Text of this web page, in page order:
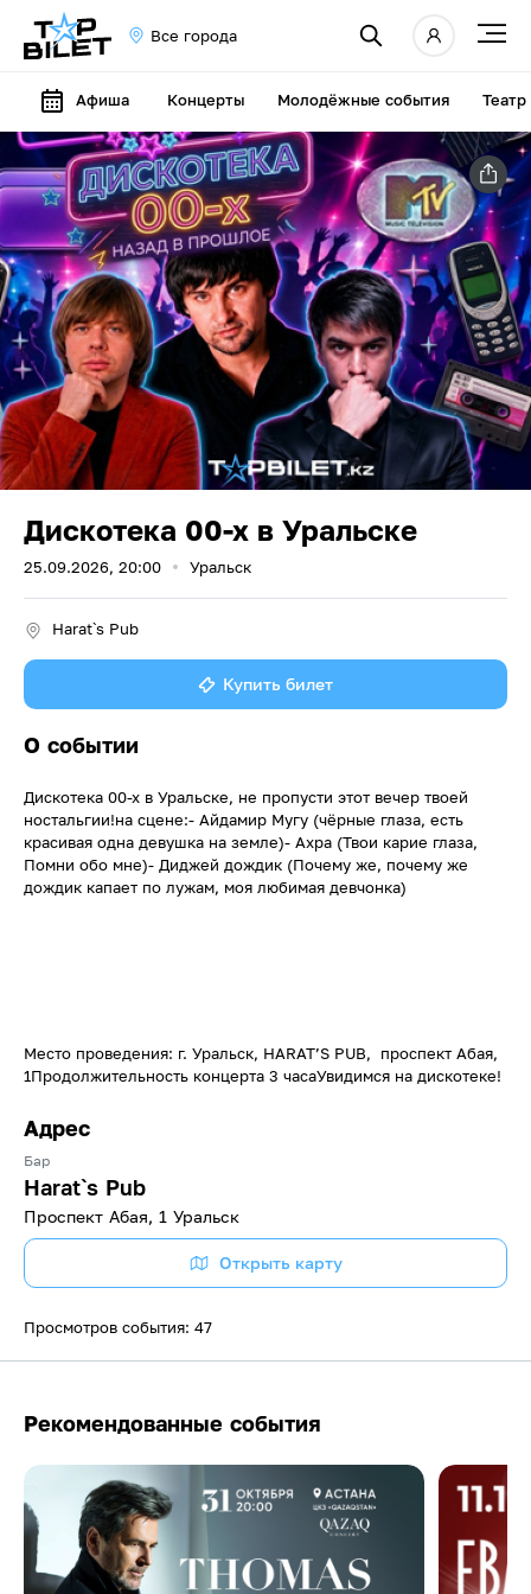
Все города
Афиша Концерты Молодёжные события Театр
Дискотека 00-х в Уральске
25.09.2026, 20:00 Уральск
Harat`s Pub
Купить билет
О событии
Дискотека 00-х в Уральске, не пропусти этот вечер твоей
ностальгии!на сцене:- Айдамир Мугу (чёрные глаза, есть
красивая одна девушка на земле)- Ахра (Твои карие глаза,
Помни обо мне)- Диджей дождик (Почему же, почему же
дождик капает по лужам, моя любимая девчонка)
Место проведения: г. Уральск, HARAT’S PUB, проспект Абая,
1Продолжительность концерта 3 часаУвидимся на дискотеке!
Адрес
Бар
Harat`s Pub
Проспект Абая, 1 Уральск
Открыть карту
Просмотров события: 47
Рекомендованные события